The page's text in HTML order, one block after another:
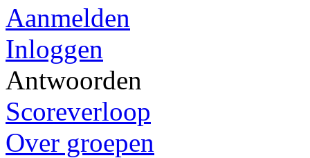
Aanmelden
Inloggen
Antwoorden
Scoreverloop
Over groepen